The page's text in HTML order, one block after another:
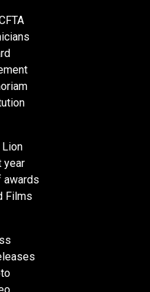
year
awards
Films